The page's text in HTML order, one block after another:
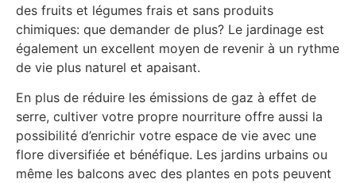
des fruits et légumes frais et sans produits
chimiques: que demander de plus? Le jardinage est
également un excellent moyen de revenir à un rythme
de vie plus naturel et apaisant.
En plus de réduire les émissions de gaz à effet de
serre, cultiver votre propre nourriture offre aussi la
possibilité d’enrichir votre espace de vie avec une
flore diversifiée et bénéfique. Les jardins urbains ou
même les balcons avec des plantes en pots peuvent